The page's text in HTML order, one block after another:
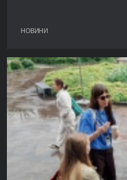
НОВИНИ